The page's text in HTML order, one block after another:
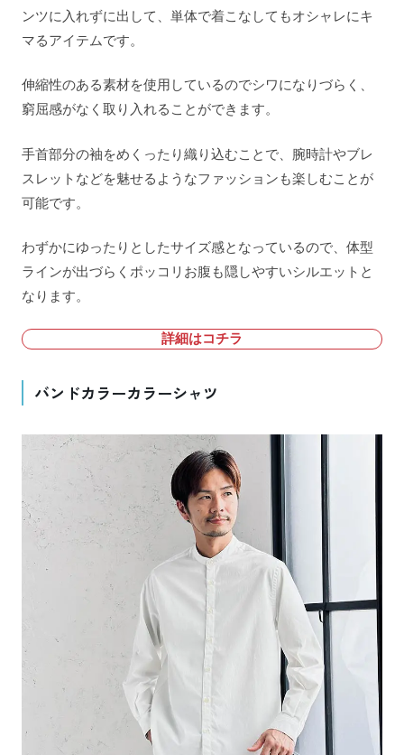
ンツに入れずに出して、単体で着こなしてもオシャレにキ
マるアイテムです。
伸縮性のある素材を使用しているのでシワになりづらく、
窮屈感がなく取り入れることができます。
手首部分の袖をめくったり織り込むことで、腕時計やブレ
スレットなどを魅せるようなファッションも楽しむことが
可能です。
わずかにゆったりとしたサイズ感となっているので、体型
ラインが出づらくポッコリお腹も隠しやすいシルエットと
なります。
詳細はコチラ
バンドカラーカラーシャツ